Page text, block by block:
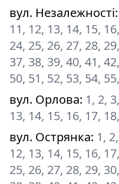
вул. Незалежності:
11, 12, 13, 14, 15,
24, 25, 26, 27, 28,
37, 38, 39, 40, 41,
50, 51, 52, 53, 54,
вул. Орлова: 1, 2,
13, 14, 15, 16, 17,
вул. Острянка: 1,
12, 13, 14, 15, 16,
25, 26, 27, 28, 29,